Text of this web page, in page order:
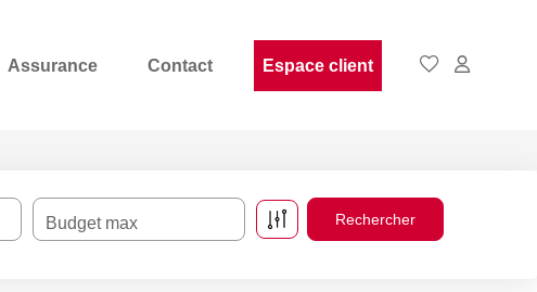
Assurance Contact Espace client
Budget max